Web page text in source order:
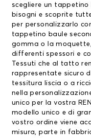
scegliere un
bisogni e scoprite
per personalizzarlo
tappetino baule
gomma o la
differenti spessori e
Tessuti che al tatto
rappresentate sicuro
tessitura liscia o a
nella
unico per la vostra
modello unico e di
vostro ordine viene
misura, parte in